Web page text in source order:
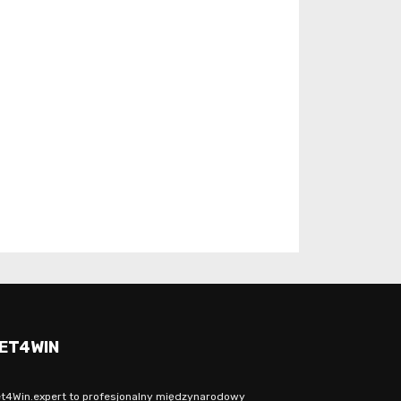
to profesjonalny międzynarodowy